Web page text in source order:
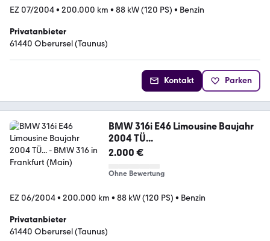
EZ 07/2004• 200.000 km • 88 kW (120 PS) • Benzin
Privatanbieter
61440 Oberursel (Taunus)
Kontakt Parken
BMW 316i E46 Limousine Baujahr
2004 TÜ...
2.000 €
Ohne Bewertung
EZ 06/2004• 200.000 km • 88 kW (120 PS) • Benzin
Privatanbieter
61440 Oberursel (Taunus)